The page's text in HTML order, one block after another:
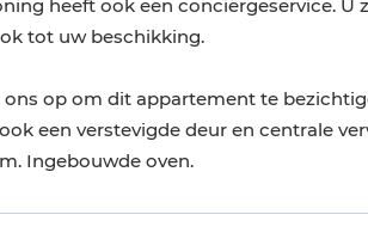
heeft ook een conciërgeservice. U
tot uw beschikking.
op om dit appartement te
een verstevigde deur en centrale
Ingebouwde oven.